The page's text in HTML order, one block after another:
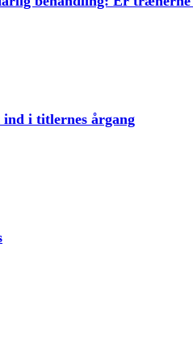
ind i titlernes årgang